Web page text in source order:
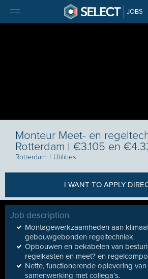
JOBS
Monteur Meet- en
Rotterdam | €3.105 en
Rotterdam I Utilities
I WANT TO APPLY
Job description
Montagewerkzaamheden aan
gebouwgebonden regeltechniek.
Opbouwen en bekabelen van
regelkasten en meet? en
Nette, functionerende oplevering
samenwerking met collega’s.